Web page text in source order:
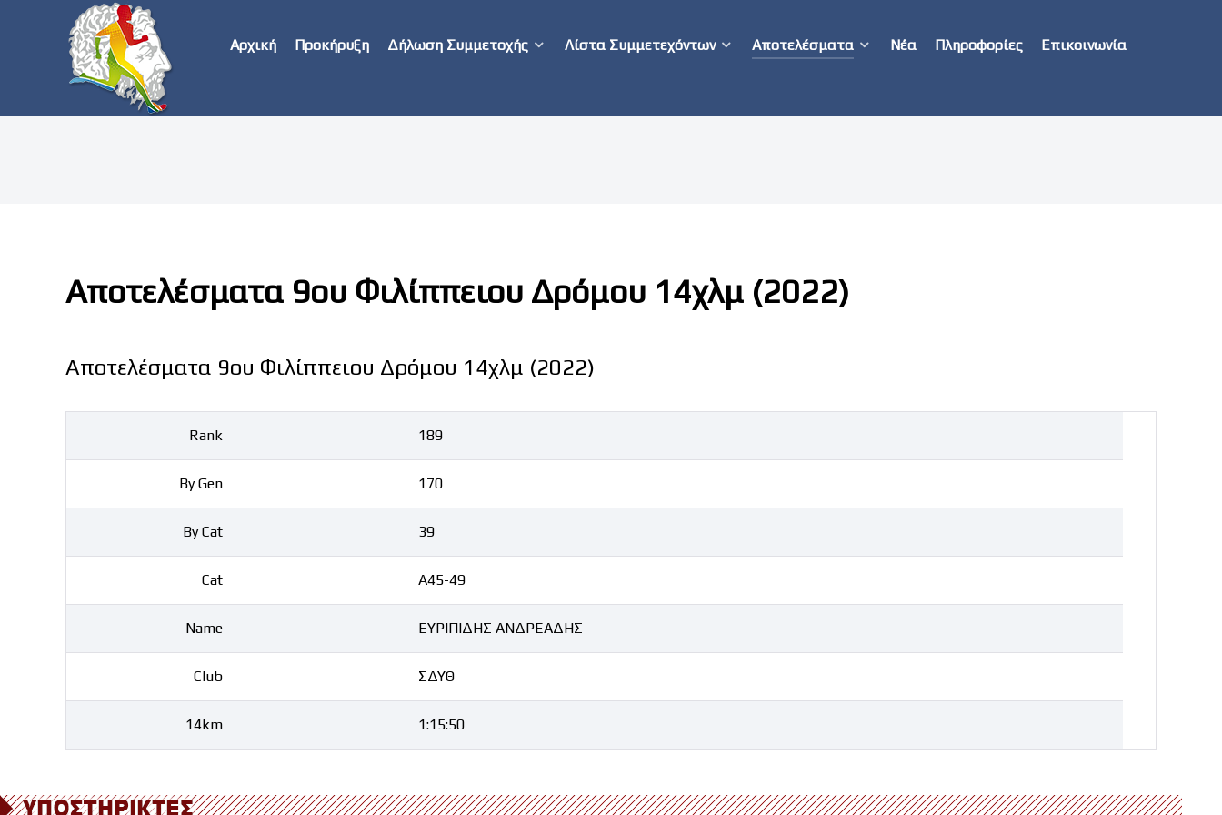
Αρχική Προκήρυξη Δήλωση Συμμετοχής Λίστα Συμμετεχόντων Αποτελέσματα Νέα Πληροφορίες Επικοινωνία
Αποτελέσματα 9ου Φιλίππειου Δρόμου 14χλμ (2022)
Αποτελέσματα 9ου Φιλίππειου Δρόμου 14χλμ (2022)
Rank 189
By Gen 170
By Cat 39
Cat Α45-49
Name ΕΥΡΙΠΙΔΗΣ ΑΝΔΡΕΑΔΗΣ
Club ΣΔΥΘ
14km 1:15:50